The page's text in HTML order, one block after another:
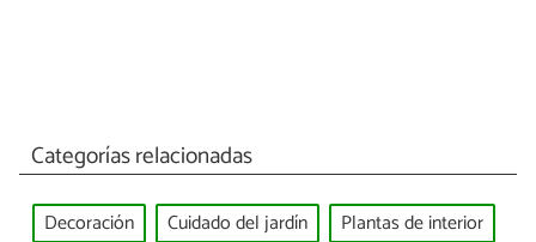
Categorías relacionadas
Decoración Cuidado del jardín
Plantas de interior